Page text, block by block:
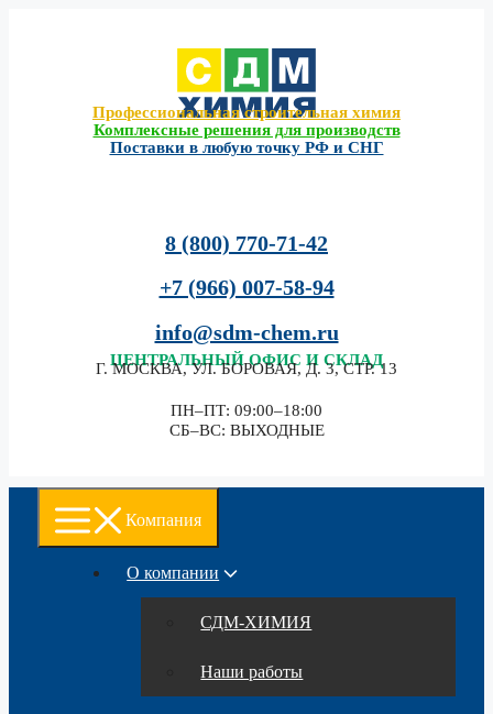
Профессиональная строительная химия
Комплексные решения для производств
Поставки в любую точку РФ и СНГ
8 (800) 770-71-42
+7 (966) 007-58-94
info@sdm-chem.ru
ЦЕНТРАЛЬНЫЙ ОФИС И СКЛАД
Г. МОСКВА, УЛ. БОРОВАЯ, Д. 3, СТР. 13
ПН–ПТ: 09:00–18:00
СБ–ВС: ВЫХОДНЫЕ
Компания
О компании
СДМ-ХИМИЯ
Наши работы